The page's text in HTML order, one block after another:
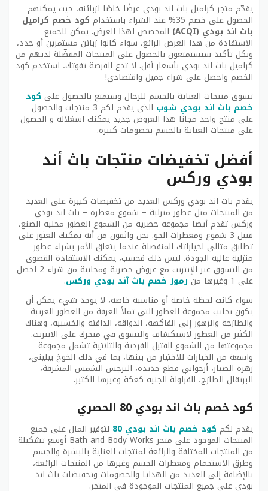
يقدّم متجر كراميل باث اند بودي عرضًا خاصًا لزبائنه، حيث يمكنهم
الحصول على خصم 35% عند الشراء باستخدام كود خصم كراميل
باث اند بودي (ACQI) المخصص لهذا العرض. يمكن للجميع
الاستفادة من هذا العرض الرائع، سواء كانوا زبائن مستمرين أو جدد،
وبكل تأكيد سيستمتعون بالحصول على المنتجات المفضّلة لديهم من
كراميل باث اند بودي بأسعار أقل. لا تدع الفرصة تفوتك، استخدم كود
الخصم واحصل على شراء جميل واقتصادي!
تسوق منتجات العناية بالجسم للرجال وستمتع بالحصول على كود
خصم باث اند بودي شوب الذي يقدم لكم 3 منتجات والحصول
على منتج واحد مجانا هذا العروض جديد يمكنك اسغلاله و الحصول
على منتجات العناية بالجسم بخصومات كبيرة.
أفضل تخفيضات منتجات باث أند
بودي وركس
يقدم باث اند بودي وركس العديد من تخفيضات كبيرة على العديد
من المنتجات مثل عطور منزلية – شموع معطرة – باث اند بودي
وركش تقدم أيضا مجموعة حصرية من الشموع العطور محلية الصنع،
فتيل 3 شموع ومعطرات الجو. نحن واثقون من أنه يمكنك العثور على
تطابق مثالي لخياراتك المنفصلة عندما يتعلق الأمر بشراء عطور
منزلية عالية الجودة. ليس ذلك فحسب، يمكنك الاستفادة القصوى
من التسوق عبر الإنترنت مع عروض حصرية ومجانية من شراء 2 احصل
على 1 وغيرها من رموز خصم باث آند بودي وركس.
سواء كانت لحظة خاصة أو مناسبة خاصة، لا يوجد شيء يمكن أن
يكون بجانب مجموعة العطور التي تملأ الغرفة من العطور الغريبة
والطازجة والزهور إلى الفاكهة، الذواقة، الدافئة والخشبية، وهناك
الكثير من العطور لاستكشاف والتسوق في متجرك على الانترنت.
مجموعتها من الشموع الفتيل الفردية والثلاثية تشمل مجموعة
واسعة من الخيارات للاختيار من بينها، بما في ذلك الخوخ بيليني،
زهرة الصبار، أرجواني قطع جديدة، النرجس الشمس المشرقة،
البرتقال الطازج، الفراولة الجنيه كعكة وغيرها الكثير.
كود خصم باث اند بودي 80 الحصري
يقدم لكم كود خصم باث اند بودي 80 لتوفير المال على جميع
المنتجات الموجود على متجر Bath and Body Works أوسع تشكيلة
من المنتجات المختلفة والرائعة لمنتجات العناية بالبشرة والجسم
وطرق الاستحمام ومعطرات الجسم وغيرها من المنتجات الرائعة،
بالإضافة إلى العديد من الهدايا والخصومات وتخفيضات باث اند
بودي على جميع المنتجات الموجودة في المتجر.